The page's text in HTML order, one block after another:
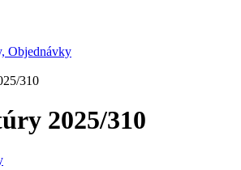
Objednávky
310
2025/310